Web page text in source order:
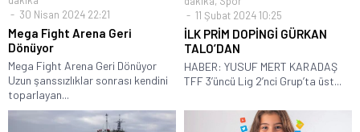
30 Nisan 2024 22:21
Mega Fight Arena Geri
Dönüyor
Mega Fight Arena Geri Dönüyor
Uzun şanssızlıklar sonrası kendini
toparlayan...
11 Şubat 2024 10:25
İLK PRİM DOPİNGİ GÜRKAN
TALO’DAN
HABER: YUSUF MERT KARADAŞ
TFF 3’üncü Lig 2’nci Grup’ta üst...